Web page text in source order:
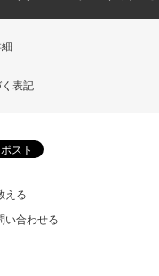
表記
える
い合わせる